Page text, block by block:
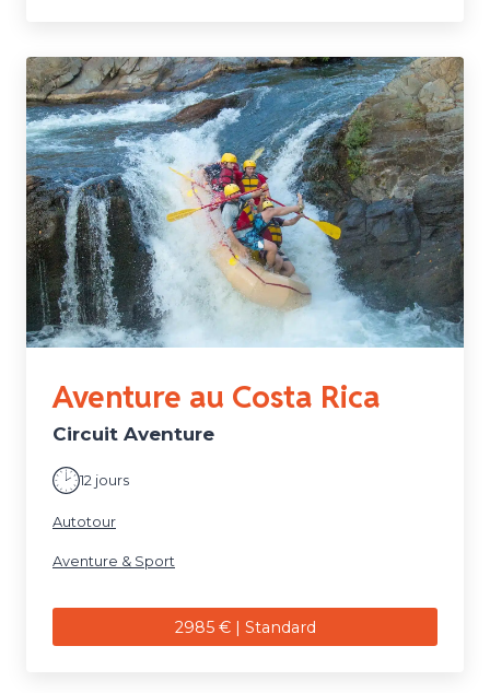
Aventure au Costa Rica
Circuit Aventure
12 jours
Autotour
Aventure & Sport
2985 € | Standard